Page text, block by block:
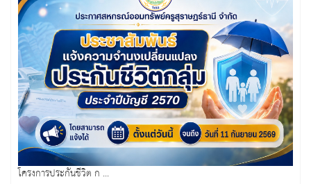
โครงการประกันชีวิต ก ...